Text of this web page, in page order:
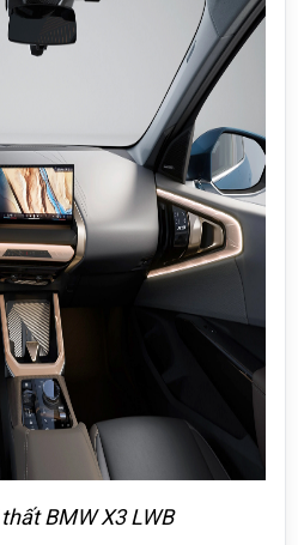
BMW X3 LWB